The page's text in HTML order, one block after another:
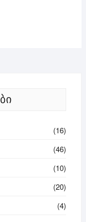
(16)
(46)
(10)
(20)
(4)